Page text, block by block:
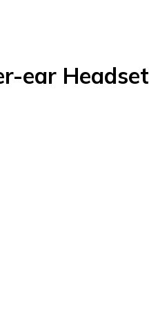
ear Headset